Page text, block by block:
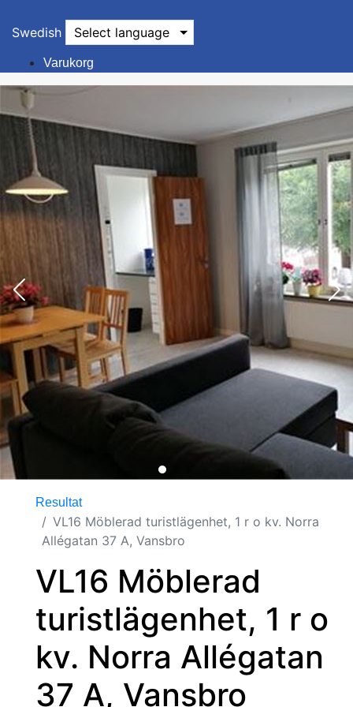
Swedish Select language
Varukorg
Resultat
VL16 Möblerad turistlägenhet, 1 r o kv. Norra
Allégatan 37 A, Vansbro
VL16 Möblerad
turistlägenhet, 1 r o
kv. Norra Allégatan
37 A, Vansbro